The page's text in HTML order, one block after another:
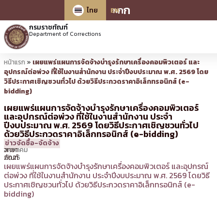
กกก
ไทย
EN
กรมราชทัณฑ์
Department of Corrections
หน้าแรก » เผยแพร่แผนการจัดจ้างบำรุงรักษาเครื่องคอมพิวเตอร์ และ
อุปกรณ์ต่อพ่วง ที่ใช้ในงานสำนักงาน ประจำปีงบประมาณ พ.ศ. 2569 โดย
วิธีประกาศเชิญชวนทั่วไป ด้วยวิธีประกวดราคาอิเล็กทรอนิกส์ (e-
bidding)
เผยแพร่แผนการจัดจ้างบำรุงรักษาเครื่องคอมพิวเตอร์
และอุปกรณ์ต่อพ่วง ที่ใช้ในงานสำนักงาน ประจำ
ปีงบประมาณ พ.ศ. 2569 โดยวิธีประกาศเชิญชวนทั่วไป
ด้วยวิธีประกวดราคาอิเล็กทรอนิกส์ (e-bidding)
26
สิงหาคม
2025
18:32 น.
โดย
อังคณา
วิทยา
ภัณฑ์
ข่าวจัดซื้อ-จัดจ้าง
เผยแพร่แผนการจัดจ้างบำรุงรักษาเครื่องคอมพิวเตอร์ และอุปกรณ์
ต่อพ่วง ที่ใช้ในงานสำนักงาน ประจำปีงบประมาณ พ.ศ. 2569 โดยวิธี
ประกาศเชิญชวนทั่วไป ด้วยวิธีประกวดราคาอิเล็กทรอนิกส์ (e-
bidding)